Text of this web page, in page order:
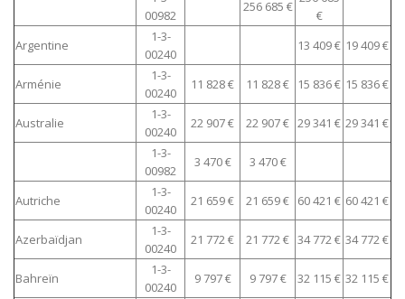
00982
256 685 €
€
Argentine
1-3-
00240
13 409 € 19 409 €
Arménie
1-3-
00240
11 828 € 11 828 € 15 836 € 15 836 €
Australie
1-3-
00240
22 907 € 22 907 € 29 341 € 29 341 €
1-3-
00982
3 470 € 3 470 €
Autriche
1-3-
00240
21 659 € 21 659 € 60 421 € 60 421 €
Azerbaïdjan
1-3-
00240
21 772 € 21 772 € 34 772 € 34 772 €
Bahreïn
1-3-
00240
9 797 € 9 797 € 32 115 € 32 115 €